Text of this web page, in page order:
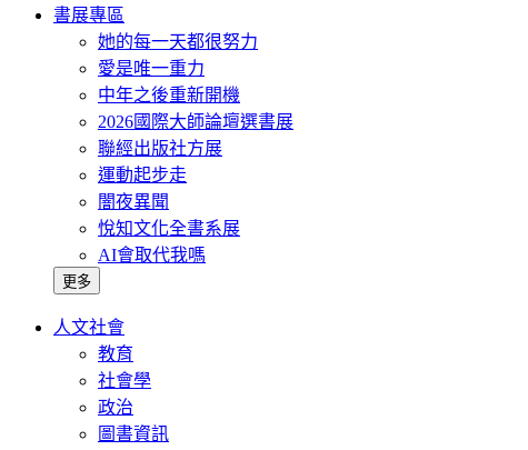
書展專區
她的每一天都很努力
愛是唯一重力
中年之後重新開機
2026國際大師論壇選書展
聯經出版社方展
運動起步走
闇夜異聞
悅知文化全書系展
AI會取代我嗎
更多
人文社會
教育
社會學
政治
圖書資訊